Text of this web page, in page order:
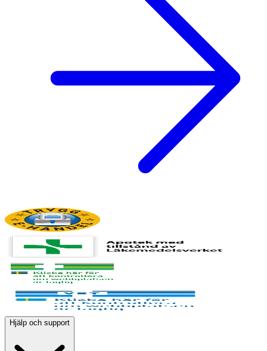
Hjälp och support